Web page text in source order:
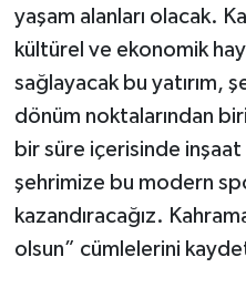
yaşam alanları olacak.
kültürel ve ekonomik
sağlayacak bu yatırım,
dönüm noktalarından
bir süre içerisinde inşaat
şehrimize bu modern
kazandıracağız.
olsun” cümlelerini